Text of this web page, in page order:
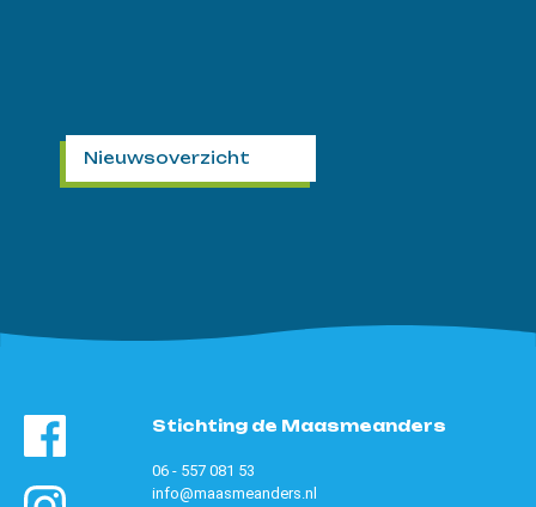
Nieuwsoverzicht
Stichting de Maasmeanders
06 - 557 081 53
info@maasmeanders.nl